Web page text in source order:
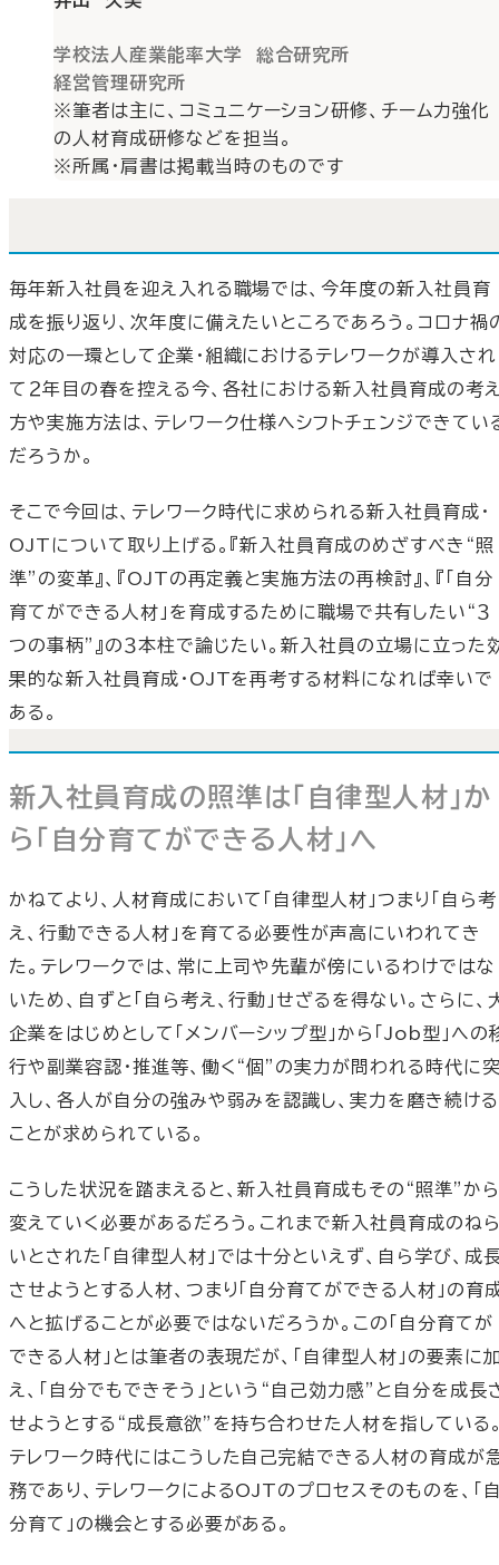
学校法人産業能率大学 総合研究所
経営管理研究所
※筆者は主に、コミュニケーション研修、チーム力強化
の人材育成研修などを担当。
※所属・肩書は掲載当時のものです
毎年新入社員を迎え入れる職場では、今年度の新入社員育
成を振り返り、次年度に備えたいところであろう。コロナ禍
対応の一環として企業・組織におけるテレワークが導入され
て２年目の春を控える今、各社における新入社員育成の考
方や実施方法は、テレワーク仕様へシフトチェンジできてい
だろうか。
そこで今回は、テレワーク時代に求められる新入社員育成・
OJTについて取り上げる。『新入社員育成のめざすべき“照
準”の変革』、『OJTの再定義と実施方法の再検討』、『「自分
育てができる人材」を育成するために職場で共有したい“３
つの事柄”』の３本柱で論じたい。新入社員の立場に立った
果的な新入社員育成・OJTを再考する材料になれば幸いで
ある。
新入社員育成の照準は「自律型人材」か
ら「自分育てができる人材」へ
かねてより、人材育成において「自律型人材」つまり「自ら考
え、行動できる人材」を育てる必要性が声高にいわれてき
た。テレワークでは、常に上司や先輩が傍にいるわけではな
いため、自ずと「自ら考え、行動」せざるを得ない。さらに、
企業をはじめとして「メンバーシップ型」から「Job型」への
行や副業容認・推進等、働く“個”の実力が問われる時代に
入し、各人が自分の強みや弱みを認識し、実力を磨き続ける
ことが求められている。
こうした状況を踏まえると、新入社員育成もその“照準”から
変えていく必要があるだろう。これまで新入社員育成のね
いとされた「自律型人材」では十分といえず、自ら学び、成
させようとする人材、つまり「自分育てができる人材」の育
へと拡げることが必要ではないだろうか。この「自分育てが
できる人材」とは筆者の表現だが、「自律型人材」の要素に
え、「自分でもできそう」という“自己効力感”と自分を成長
せようとする“成長意欲”を持ち合わせた人材を指している
テレワーク時代にはこうした自己完結できる人材の育成が
務であり、テレワークによるOJTのプロセスそのものを、「
分育て」の機会とする必要がある。